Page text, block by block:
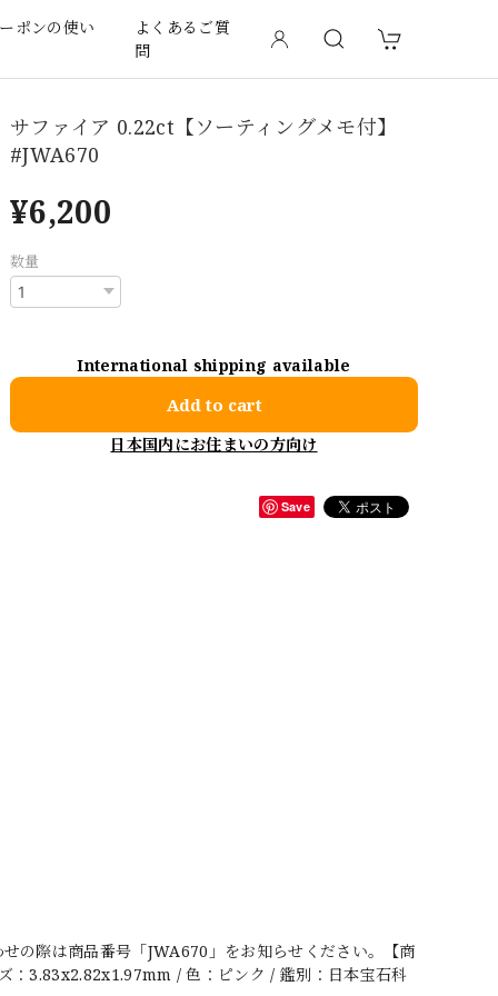
ポンの使い
よくあるご質
問
サファイア 0.22ct【ソーティングメモ付】
#JWA670
¥6,200
数量
International shipping available
Add to cart
日本国内にお住まいの方向け
Save
の際は商品番号「JWA670」をお知らせください。【商
：3.83x2.82x1.97mm / 色：ピンク / 鑑別：日本宝石科